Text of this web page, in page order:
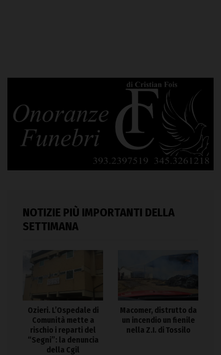
NOTIZIE PIÙ IMPORTANTI DELLA
SETTIMANA
Ozieri. L’Ospedale di
Comunità mette a
rischio i reparti del
“Segni”: la denuncia
della Cgil
Macomer, distrutto da
un incendio un fienile
nella Z.I. di Tossilo